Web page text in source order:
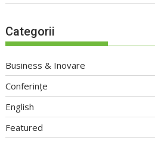
Categorii
Business & Inovare
Conferințe
English
Featured